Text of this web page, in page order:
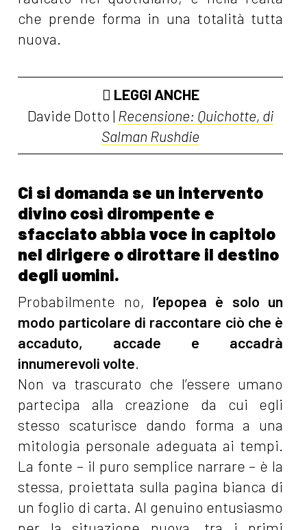
che prende forma in una totalità tutta
nuova.
LEGGI ANCHE
Davide Dotto | Recensione: Quichotte, di
Salman Rushdie
Ci si domanda se un intervento
divino così dirompente e
sfacciato abbia voce in capitolo
nel dirigere o dirottare il destino
degli uomini.
Probabilmente no, l’epopea è solo un
modo particolare di raccontare ciò che è
accaduto, accade e accadrà
innumerevoli volte
Non va trascurato che l’essere umano
partecipa alla creazione da cui egli
stesso scaturisce dando forma a una
mitologia personale adeguata ai tempi.
La fonte – il puro semplice narrare – è la
stessa, proiettata sulla pagina bianca di
un foglio di carta. Al genuino entusiasmo